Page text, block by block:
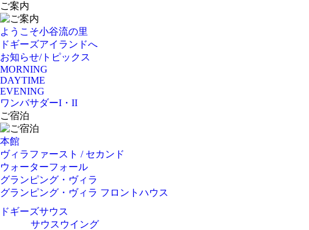
ご案内
ようこそ小谷流の里
ドギーズアイランドへ
お知らせ/トピックス
MORNING
DAYTIME
EVENING
ワンバサダーI・II
ご宿泊
本館
ヴィラファースト / セカンド
ウォーターフォール
グランピング・ヴィラ
グランピング・ヴィラ フロントハウス
ドギーズサウス
サウスウイング